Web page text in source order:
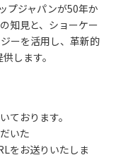
プジャパンが50年か
知見と、ショーケー
ーを活用し、革新的
します。
ております。
いた
をお送りいたしま